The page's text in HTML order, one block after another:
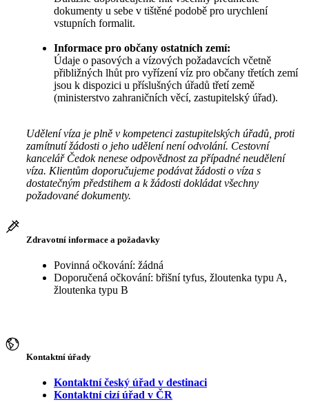
dokumenty u sebe v tištěné podobě pro urychlení
vstupních formalit.
Informace pro občany ostatních zemí:
Údaje o pasových a vízových požadavcích včetně
přibližných lhůt pro vyřízení víz pro občany třetích zemí
jsou k dispozici u příslušných úřadů třetí země
(ministerstvo zahraničních věcí, zastupitelský úřad).
Udělení víza je plně v kompetenci zastupitelských úřadů, proti
zamítnutí žádosti o jeho udělení není odvolání. Cestovní
kancelář Čedok nenese odpovědnost za případné neudělení
víza. Klientům doporučujeme podávat žádosti o víza s
dostatečným předstihem a k žádosti dokládat všechny
požadované dokumenty.
Zdravotní informace a požadavky
Povinná očkování: žádná
Doporučená očkování: břišní tyfus, žloutenka typu A,
žloutenka typu B
Kontaktní úřady
Kontaktní český úřad v destinaci
Kontaktní cizí úřad v ČR